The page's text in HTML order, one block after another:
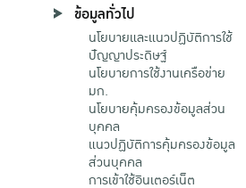
ข้อมูลทั่วไป
นโยบายและแนวปฏิบัติการใช้
ปัญญาประดิษฐ์
นโยบายการใช้งานเครือข่าย
มก.
นโยบายคุ้มครองข้อมูลส่วน
บุคคล
แนวปฏิบัติการคุ้มครองข้อมูล
ส่วนบุคคล
การเข้าใช้อินเตอร์เน็ต